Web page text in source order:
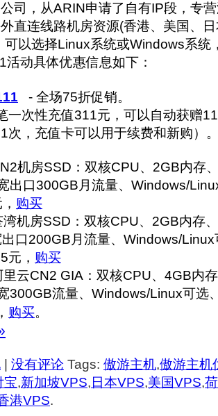
司，从ARIN申请了自有IP段，专
直连线路机房资源(香港、美国、
可以选择Linux系统或Windows系统
活动具体优惠信息如下：
- 全场75折促销。
一次性充值311元，可以自动获赠
1次，充值卡可以用于续费和新购）
机房SSD：双核CPU、2GB内存
出口300GB月流量、Windows/
购买
湾机房SSD：双核CPU、2GB内存
口200GB月流量、Windows/Linux
元， 购买
里云CN2 GIA：双核CPU、4GB内
300GB流量、Windows/Linux可选
购买。
没有评论 Tags: 傲游主机,傲游主机
宝,新加坡VPS, 日本VPS,美国VPS,
港VPS.